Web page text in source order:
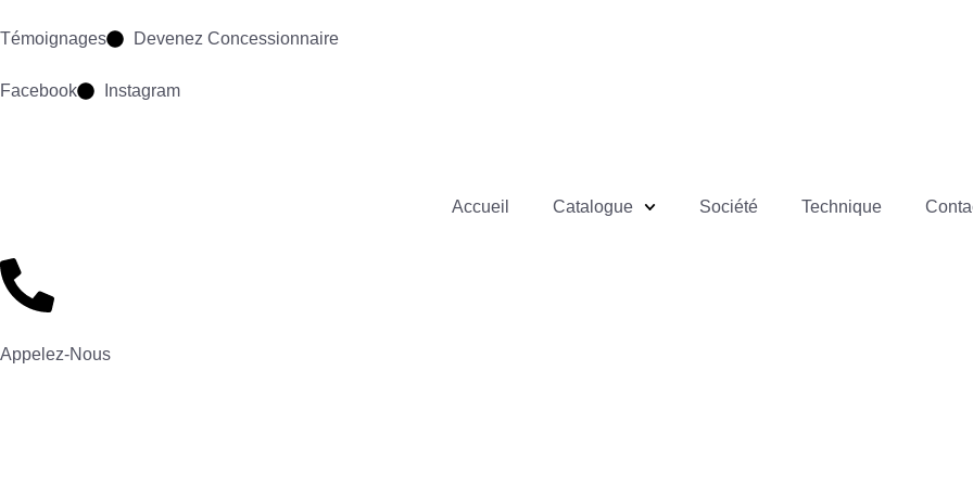
Témoignages Devenez Concessionnaire
Facebook Instagram
Accueil Catalogue Société Technique
Appelez-Nous